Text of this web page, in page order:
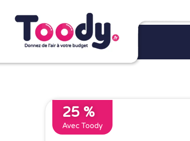
25 %
Avec Toody